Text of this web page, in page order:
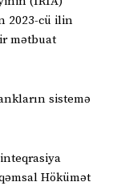
2023-cü ilin
mətbuat
sistemə
Hökümət